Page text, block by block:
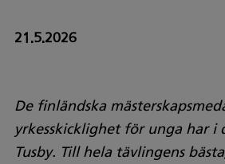
21.5.2026
De finländska
yrkesskicklighet för unga har i
Tusby. Till hela tävlingens